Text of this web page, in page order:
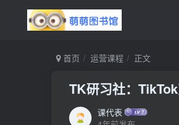
首页 运营课程 正文
TK研习社：
课代表